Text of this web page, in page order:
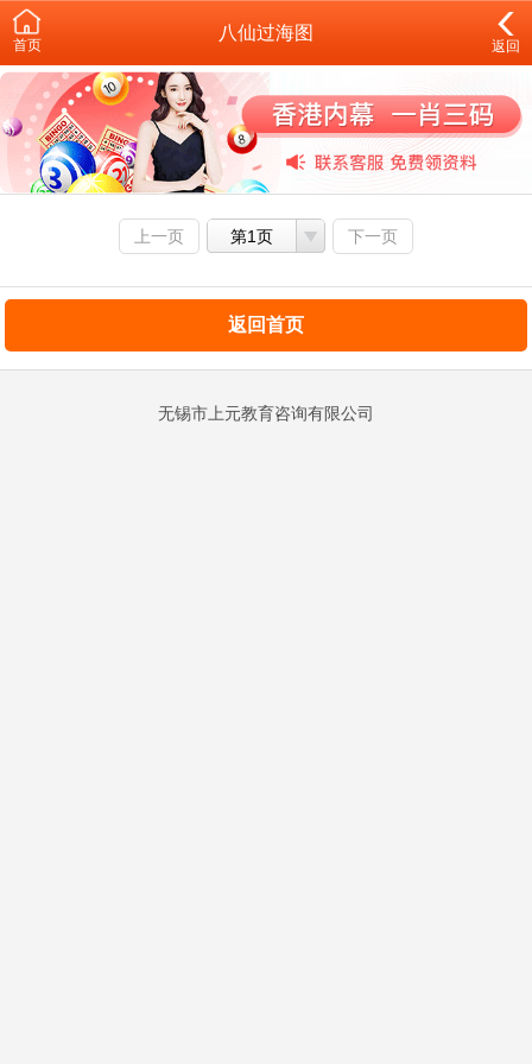
首页
八仙过海图
返回
上一页 第1页 下一页
返回首页
无锡市上元教育咨询有限公司